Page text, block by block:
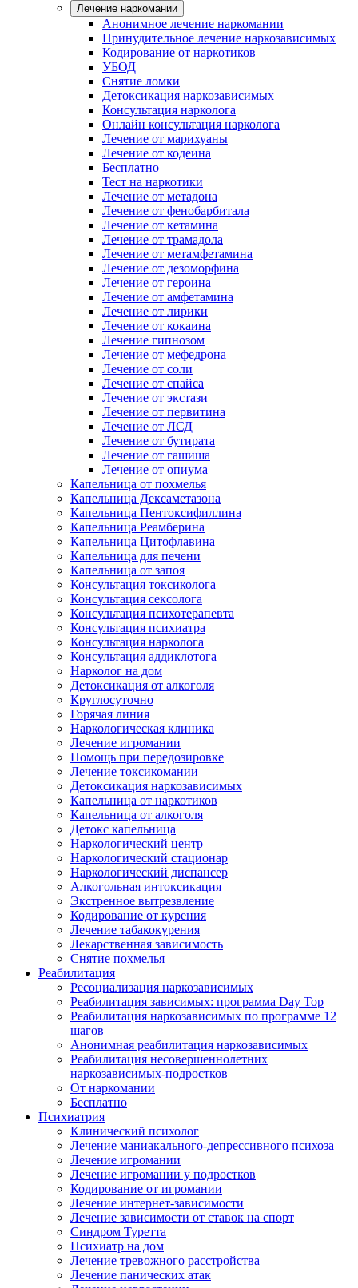
Лечение наркомании
Анонимное лечение наркомании
Принудительное лечение наркозависимых
Кодирование от наркотиков
УБОД
Снятие ломки
Детоксикация наркозависимых
Консультация нарколога
Онлайн консультация нарколога
Лечение от марихуаны
Лечение от кодеина
Бесплатно
Тест на наркотики
Лечение от метадона
Лечение от фенобарбитала
Лечение от кетамина
Лечение от трамадола
Лечение от метамфетамина
Лечение от дезоморфина
Лечение от героина
Лечение от амфетамина
Лечение от лирики
Лечение от кокаина
Лечение гипнозом
Лечение от мефедрона
Лечение от соли
Лечение от спайса
Лечение от экстази
Лечение от первитина
Лечение от ЛСД
Лечение от бутирата
Лечение от гашиша
Лечение от опиума
Капельница от похмелья
Капельница Дексаметазона
Капельница Пентоксифиллина
Капельница Реамберина
Капельница Цитофлавина
Капельница для печени
Капельница от запоя
Консультация токсиколога
Консультация сексолога
Консультация психотерапевта
Консультация психиатра
Консультация нарколога
Консультация аддиклотога
Нарколог на дом
Детоксикация от алкоголя
Круглосуточно
Горячая линия
Наркологическая клиника
Лечение игромании
Помощь при передозировке
Лечение токсикомании
Детоксикация наркозависимых
Капельница от наркотиков
Капельница от алкоголя
Детокс капельница
Наркологический центр
Наркологический стационар
Наркологический диспансер
Алкогольная интоксикация
Экстренное вытрезвление
Кодирование от курения
Лечение табакокурения
Лекарственная зависимость
Снятие похмелья
Реабилитация
Ресоциализация наркозависимых
Реабилитация зависимых: программа Day Top
Реабилитация наркозависимых по программе 12
шагов
Анонимная реабилитация наркозависимых
Реабилитация несовершеннолетних
наркозависимых-подростков
От наркомании
Бесплатно
Психиатрия
Клинический психолог
Лечение маниакального-депрессивного психоза
Лечение игромании
Лечение игромании у подростков
Кодирование от игромании
Лечение интернет-зависимости
Лечение зависимости от ставок на спорт
Синдром Туретта
Психиатр на дом
Лечение тревожного расстройства
Лечение панических атак